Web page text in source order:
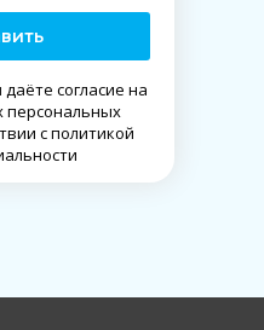
согласие на
персональных
с политикой